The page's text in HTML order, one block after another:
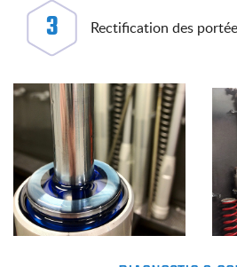
3 Rectification des